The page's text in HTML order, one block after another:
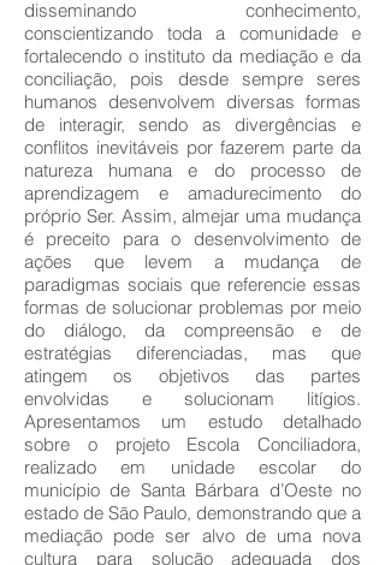
disseminando conhecimento,
conscientizando toda a comunidade e
fortalecendo o instituto da mediação e da
conciliação, pois desde sempre seres
humanos desenvolvem diversas formas
de interagir, sendo as divergências e
conflitos inevitáveis por fazerem parte da
natureza humana e do processo de
aprendizagem e amadurecimento do
próprio Ser. Assim, almejar uma mudança
é preceito para o desenvolvimento de
ações que levem a mudança de
paradigmas sociais que referencie essas
formas de solucionar problemas por meio
do diálogo, da compreensão e de
estratégias diferenciadas, mas que
atingem os objetivos das partes
envolvidas e solucionam litígios.
Apresentamos um estudo detalhado
sobre o projeto Escola Conciliadora,
realizado em unidade escolar do
município de Santa Bárbara d’Oeste no
estado de São Paulo, demonstrando que a
mediação pode ser alvo de uma nova
cultura para solução adequada dos